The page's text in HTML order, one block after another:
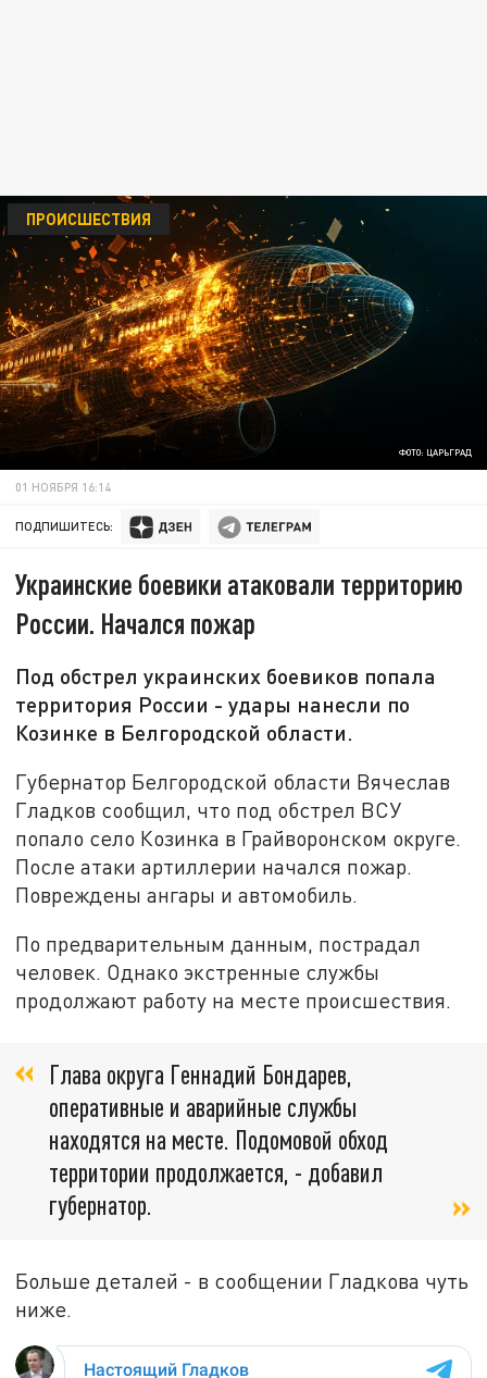
ФОТО: ЦАРЬГРАД
ПРОИСШЕСТВИЯ
01 НОЯБРЯ 16:14
ПОДПИШИТЕСЬ:
Украинские боевики атаковали территорию
России. Начался пожар
Под обстрел украинских боевиков попала
территория России - удары нанесли по
Козинке в Белгородской области.
Губернатор Белгородской области Вячеслав
Гладков сообщил, что под обстрел ВСУ
попало село Козинка в Грайворонском округе.
После атаки артиллерии начался пожар.
Повреждены ангары и автомобиль.
По предварительным данным, пострадал
человек. Однако экстренные службы
продолжают работу на месте происшествия.
Глава округа Геннадий Бондарев,
оперативные и аварийные службы
находятся на месте. Подомовой обход
территории продолжается, - добавил
губернатор.
Больше деталей - в сообщении Гладкова чуть
ниже.